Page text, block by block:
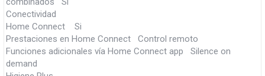
Conectividad
Home Connect Si
Prestaciones en Home Connect Control remoto
Funciones adicionales vía Home Connect app Silence on
demand